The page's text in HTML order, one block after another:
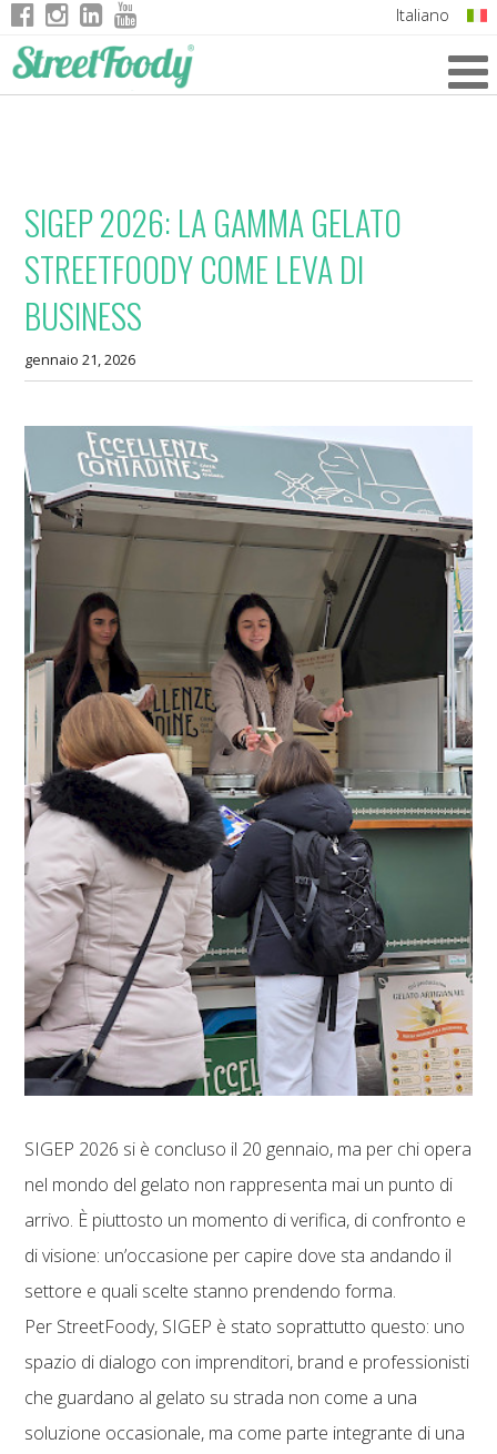
Italiano
SIGEP 2026: LA GAMMA GELATO
STREETFOODY COME LEVA DI
BUSINESS
gennaio 21, 2026
SIGEP 2026 si è concluso il 20 gennaio, ma per chi opera
nel mondo del gelato non rappresenta mai un punto di
arrivo. È piuttosto un momento di verifica, di confronto e
di visione: un’occasione per capire dove sta andando il
settore e quali scelte stanno prendendo forma.
Per StreetFoody, SIGEP è stato soprattutto questo: uno
spazio di dialogo con imprenditori, brand e professionisti
che guardano al gelato su strada non come a una
soluzione occasionale, ma come parte integrante di una